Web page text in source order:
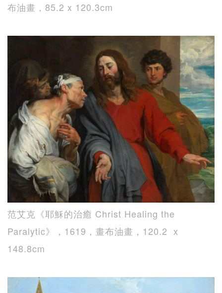
布油畫，85.2 x 120.3cm
范艾克《耶穌的治癒 Christ Healing the
Paralytic》，1619，畫布油畫，120.2 x
148.8cm